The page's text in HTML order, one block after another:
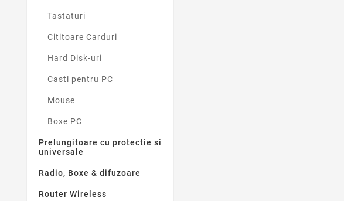
Tastaturi
Cititoare Carduri
Hard Disk-uri
Casti pentru PC
Mouse
Boxe PC
Prelungitoare cu protectie si
universale
Radio, Boxe & difuzoare
Router Wireless